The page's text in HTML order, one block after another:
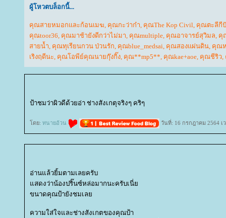
ผู้โหวตบล็อกนี้...
คุณสายหมอกและก้อนเมฆ, คุณกะว่าก๋า, คุณThe Kop Civil, คุณตะลีกี
คุณtoor36, คุณมาช้ายังดีกว่าไม่มา, คุณmultiple, คุณอาจารย์สุวิมล, คุ
สายน้ำ, คุณทุเรียนกวน ป่วนรัก, คุณblue_medsai, คุณสองแผ่นดิน, คุณ
เริงฤดีนะ, คุณโอพีย์คุณนายกุ๊งกิ๊ง, คุณ**mp5**, คุณkae+aoe, คุณชีริว,
ป้าชมว่าผิวดีด้วยอ่า ช่างสังเกตุจริงๆ คริๆ
ดย: ทนายอ้วน วันที่: 16 กรกฎาคม 2564 เ
อ่านแล้วยิ้มตามเลยครับ
สดงว่าน้องปริ๊นซ์หล่อมากนะครับเนี่
ขนาดคุณป้ายังชมเล
ความใส่ใจและช่างสังเกตของคุณป้า